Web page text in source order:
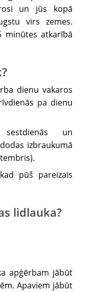
un jūs kopā
virs zemes.
minūtes atkarībā
dienu vakaros
pa dienu
un
izbraukumā
pūš pareizais
lidlauka?
apģērbam jābūt
Apaviem jābūt